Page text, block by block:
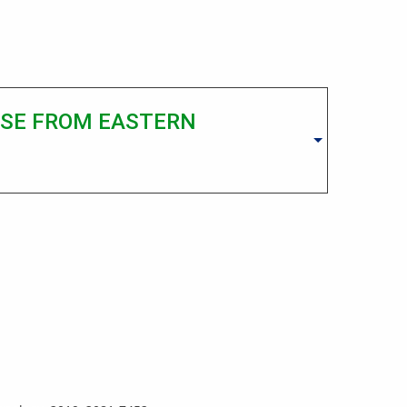
FROM EASTERN
Operace